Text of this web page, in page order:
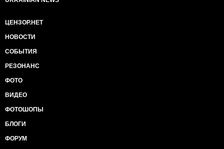
ЦЕНЗОР.НЕТ
НОВОСТИ
СОБЫТИЯ
РЕЗОНАНС
ФОТО
ВИДЕО
ФОТОШОПЫ
БЛОГИ
ФОРУМ